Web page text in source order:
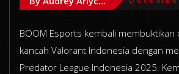
BOOM Esports kembali membuktikan
kancah Valorant Indonesia dengan
Predator League Indonesia 2025.